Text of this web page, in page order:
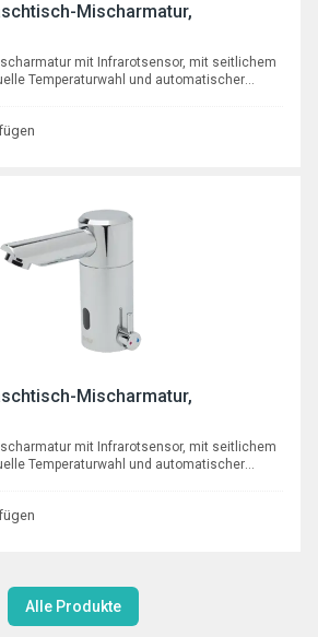
Mischarmatur,
mit Infrarotsensor, mit seitlichem
Temperaturwahl und automatischer
Mischarmatur,
mit Infrarotsensor, mit seitlichem
Temperaturwahl und automatischer
Alle Produkte